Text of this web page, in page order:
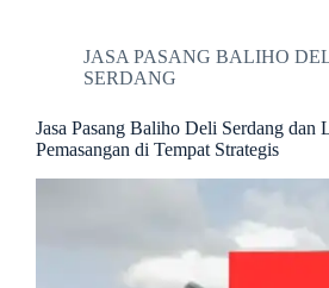
JASA PASANG BALIHO
SERDANG
Jasa Pasang Baliho Deli Serdang dan
Pemasangan di Tempat Strategis